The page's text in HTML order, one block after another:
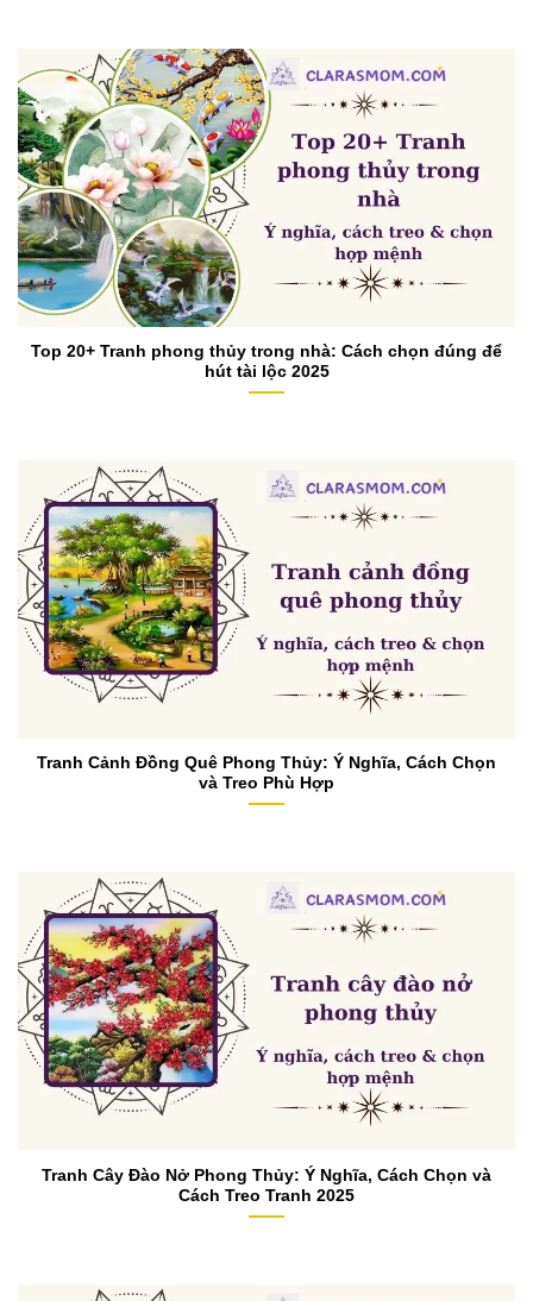
Top 20+ Tranh phong thủy trong nhà: Cách chọn đúng để
hút tài lộc 2025
Tranh Cảnh Đồng Quê Phong Thủy: Ý Nghĩa, Cách Chọn
và Treo Phù Hợp
Tranh Cây Đào Nở Phong Thủy: Ý Nghĩa, Cách Chọn và
Cách Treo Tranh 2025